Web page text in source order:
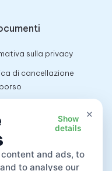
sulla privacy
di cancellazione
×
Show
details
and ads, to
to analyse our